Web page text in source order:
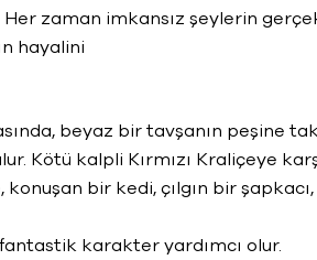
zaman imkansız şeylerin
hayalini
beyaz bir tavşanın peşine
Kötü kalpli Kırmızı Kraliçeye
bir kedi, çılgın bir
karakter yardımcı olur.